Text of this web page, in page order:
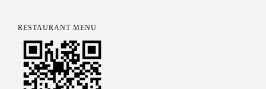
RESTAURANT MENU